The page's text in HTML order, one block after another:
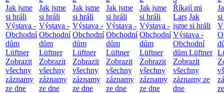
Jak jsme
si hráli
Výstava -
Obchodní
dům
Lüftner
Zobrazit
všechny
záznamy
ze dne
Jak jsme
si hráli
Výstava -
Obchodní
dům
Lüftner
Zobrazit
všechny
záznamy
ze dne
Jak jsme
si hráli
Výstava -
Obchodní
dům
Lüftner
Zobrazit
všechny
záznamy
ze dne
Jak jsme
si hráli
Výstava -
Obchodní
dům
Lüftner
Zobrazit
všechny
záznamy
ze dne
Jak jsme
si hráli
Výstava -
Obchodní
dům
Lüftner
Zobrazit
všechny
záznamy
ze dne
Říkají mi
Lars Jak
jsme si hráli
Výstava -
Obchodní
dům Lüftner
Zobrazit
všechny
záznamy ze
dne